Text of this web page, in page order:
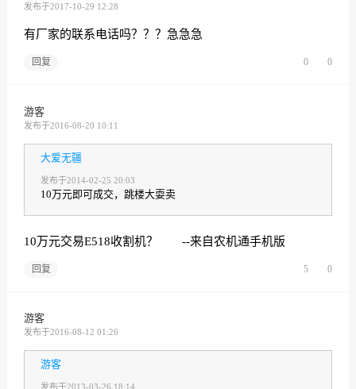
发布于2017-10-29 12:28
有厂家的联系电话吗？？？急急急
回复 0 0
游客
发布于2016-08-20 10:11
大爱无疆
发布于2014-02-25 20:03
10万元即可成交，跳楼大耍卖
10万元交易E518收割机？ --来自农机通手机版
回复 5 0
游客
发布于2016-08-12 01:26
游客
发布于2013-03-26 18:14